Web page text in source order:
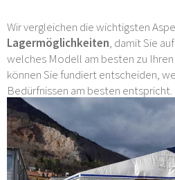
Wir vergleichen die wichtigsten
Lagermöglichkeiten, damit Sie
welches Modell am besten zu
können Sie fundiert entscheiden,
Bedürfnissen am besten entspricht.